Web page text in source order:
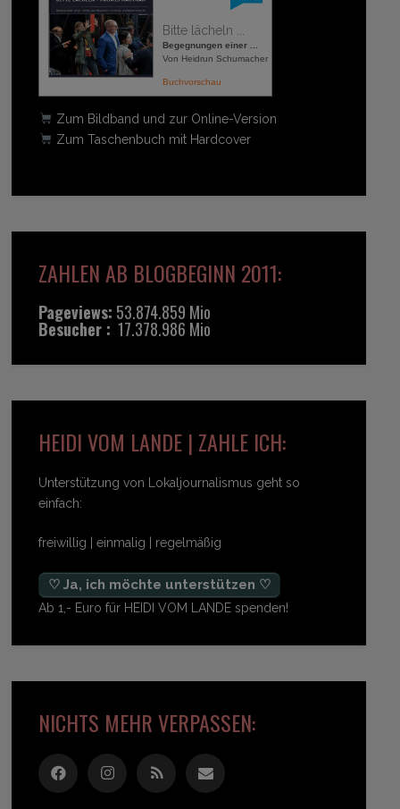
Bitte lächeln ...
Begegnungen einer ...
Von Heidrun Schumacher
Buchvorschau
Zum Bildband und zur Online-Version
Zum Taschenbuch mit Hardcover
ZAHLEN AB BLOGBEGINN 2011:
Pageviews: 53.874.859 Mio
Besucher : 17.378.986 Mio
HEIDI VOM LANDE | ZAHLE ICH:
Unterstützung von Lokaljournalismus geht so
einfach:
freiwillig | einmalig | regelmäßig
♡ Ja, ich möchte unterstützen ♡
Ab 1,- Euro für HEIDI VOM LANDE spenden!
NICHTS MEHR VERPASSEN: